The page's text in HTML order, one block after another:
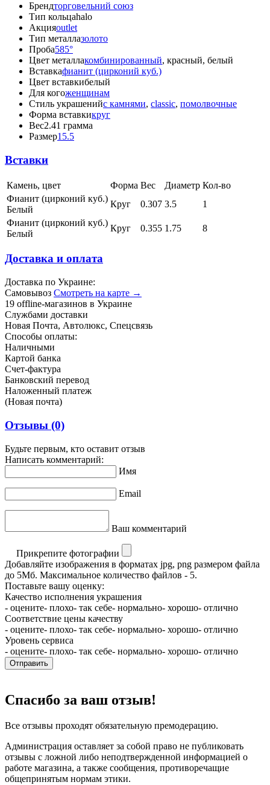
Брендторговельний союз
Тип кольцаhalo
Акцияoutlet
Тип металлазолото
Проба585°
Цвет металлакомбинированный, красный, белый
Вставкафианит (цирконий куб.)
Цвет вставкибелый
Для когоженщинам
Стиль украшенийс камнями, classic, помолвочные
Форма вставкикруг
Вес2.41 грамма
Размер15.5
Вставки
Камень, цвет Форма Вес Диаметр Кол-во
Фианит (цирконий куб.)
Белый
Круг 0.307 3.5
1
Фианит (цирконий куб.)
Белый
Круг 0.355 1.75 8
Доставка и оплата
Доставка по Украине:
Самовывоз Смотреть на карте →
19 offline-магазинов в Украине
Службами доставки
Новая Почта, Автолюкс, Спецсвязь
Способы оплаты:
Наличными
Картой банка
Счет-фактура
Банковский перевод
Наложенный платеж
(Новая почта)
Отзывы (0)
Будьте первым, кто оставит отзыв
Написать комментарий:
Имя
Email
Ваш комментарий
Прикрепите фотографии
Добавляйте изображения в форматах jpg, png размером файла
до 5Мб. Максимальное количество файлов - 5.
Поставьте вашу оценку:
Качество исполнения украшения
- оцените- плохо- так себе- нормально- хорошо- отлично
Соответствие цены качеству
- оцените- плохо- так себе- нормально- хорошо- отлично
Уровень сервиса
- оцените- плохо- так себе- нормально- хорошо- отлично
Отправить
Спасибо за ваш отзыв!
Все отзывы проходят обязательную премодерацию.
Администрация оставляет за собой право не публиковать
отзывы с ложной либо неподтвержденной информацией о
работе магазина, а также сообщения, противоречащие
общепринятым нормам этики.